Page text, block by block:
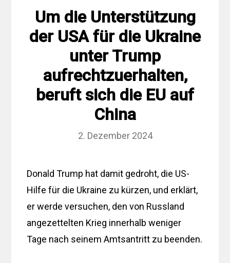
Um die Unterstützung
der USA für die Ukraine
unter Trump
aufrechtzuerhalten,
beruft sich die EU auf
China
2. Dezember 2024
Donald Trump hat damit gedroht, die US-
Hilfe für die Ukraine zu kürzen, und erklärt,
er werde versuchen, den von Russland
angezettelten Krieg innerhalb weniger
Tage nach seinem Amtsantritt zu beenden.